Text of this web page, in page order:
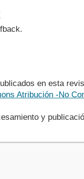
en esta
Atribución -No
y